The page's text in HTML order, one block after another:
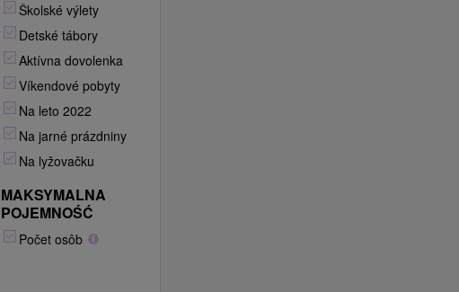
Školské výlety
Detské tábory
Aktívna dovolenka
Víkendové pobyty
Na leto 2022
Na jarné prázdniny
Na lyžovačku
MAKSYMALNA
POJEMNOŚĆ
Počet osôb